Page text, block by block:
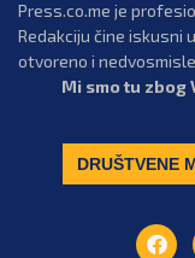
Press.co.me je
Redakciju čine iskusni
otvoreno i
Mi smo tu zbog
DRUŠTVENE